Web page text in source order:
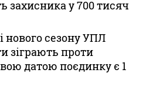
захисника у 700 тисяч
нового сезону УПЛ
зіграють проти
датою поєдинку є 1